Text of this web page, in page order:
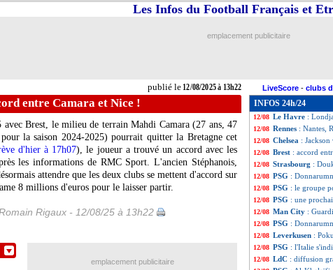
publié le12/08/2025 à 13h22
Les Infos du Football Français et
emplacement publicitaire
LiveScore - clubs
entre Camara et Nice !
avec Brest, le milieu de terrain Mahdi Camara(27 ans, 47
la saison 2024-2025) pourrait quitter la Bretagne cet
d'hier à 17h07), le joueur a trouvé un accord avec les
les informations de RMC Sport. L'ancien Stéphanois,
attendre que les deux clubs se mettent d'accord sur
8 millions d'euros pour le laisser partir.
Rigaux - 12/08/25 à 13h22
INFOS 24h/24
12/08 Man City:
12/08 Saint-Gall
12/08 Pologne :
12/08 PSG: Mayulu
12/08 Le Havre :
12/08 Rennes : Nantes,
12/08 Chelsea :
12/08 Brest : accord
12/08 Strasbourg :
12/08 PSG :
12/08 PSG : le groupe
12/08 PSG : une
12/08 Man City :
12/08 PSG :
12/08 Leverkusen :
12/08 PSG : l'Italie
12/08 LdC : diffusion
emplacement publicitaire